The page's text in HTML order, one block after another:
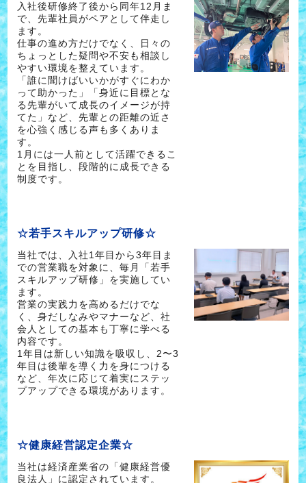
入社後研修終了後から同年12月ま
で、先輩社員がペアとして伴走し
ます。
仕事の進め方だけでなく、日々の
ちょっとした疑問や不安も相談し
やすい環境を整えています。
「誰に聞けばいいかがすぐにわか
って助かった」「身近に目標とな
る先輩がいて成長のイメージが持
てた」など、先輩との距離の近さ
を心強く感じる声も多くありま
す。
1月には一人前として活躍できるこ
とを目指し、段階的に成長できる
制度です。
☆若手スキルアップ研修☆
当社では、入社1年目から3年目ま
での営業職を対象に、毎月「若手
スキルアップ研修」を実施してい
ます。
営業の実践力を高めるだけでな
く、身だしなみやマナーなど、社
会人としての基本も丁寧に学べる
内容です。
1年目は新しい知識を吸収し、2〜3
年目は後輩を導く力を身につける
など、年次に応じて着実にステッ
プアップできる環境があります。
☆健康経営認定企業☆
当社は経済産業省の「健康経営優
良法人」に認定されています。